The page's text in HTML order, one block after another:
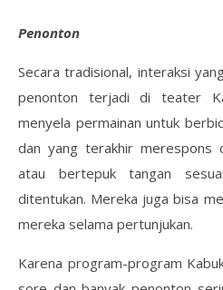
Penonton
Secara tradisional, interaksi
penonton terjadi di teater
menyela permainan untuk
dan yang terakhir merespons
atau bertepuk tangan
ditentukan. Mereka juga bisa
mereka selama pertunjukan.
Karena program-program